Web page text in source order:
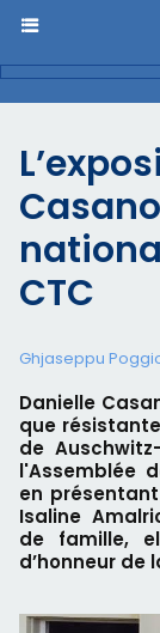
CTC
Ghjaseppu
Danielle
que
de
l'Assemblée
en
Isaline
de famille,
d’honneur de